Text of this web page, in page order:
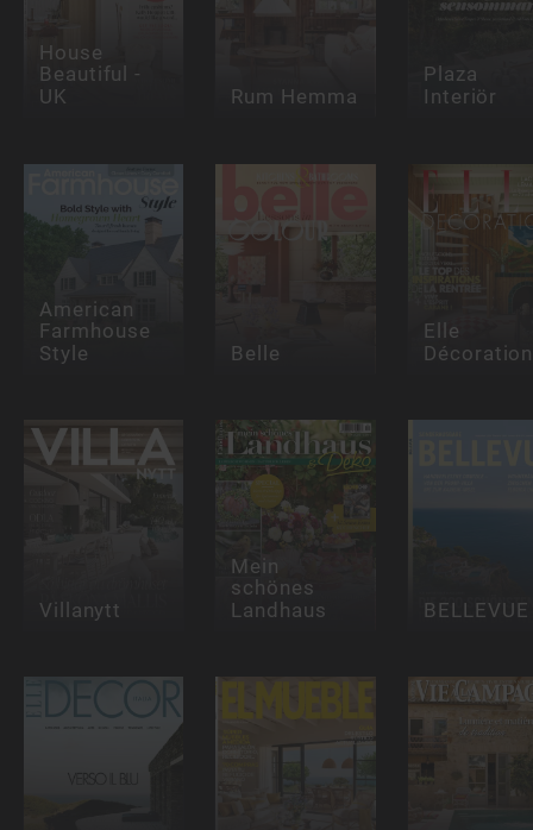
House
Beautiful -
UK
Rum Hemma
Plaza
Interiör
American
Farmhouse
Style
Belle
Elle
Décoration
Villanytt
Mein
schönes
Landhaus
BELLEVUE